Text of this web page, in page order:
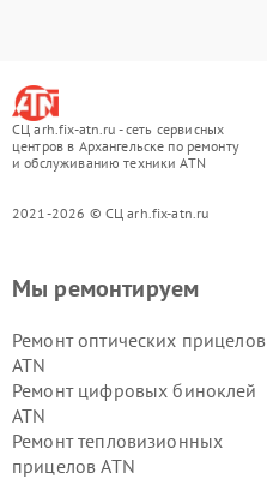
СЦ arh.fix-atn.ru - сеть сервисных
центров в Архангельске по ремонту
и обслуживанию техники ATN
2021-2026 © СЦ arh.fix-atn.ru
Мы ремонтируем
Ремонт оптических прицелов
ATN
Ремонт цифровых биноклей
ATN
Ремонт тепловизионных
прицелов ATN